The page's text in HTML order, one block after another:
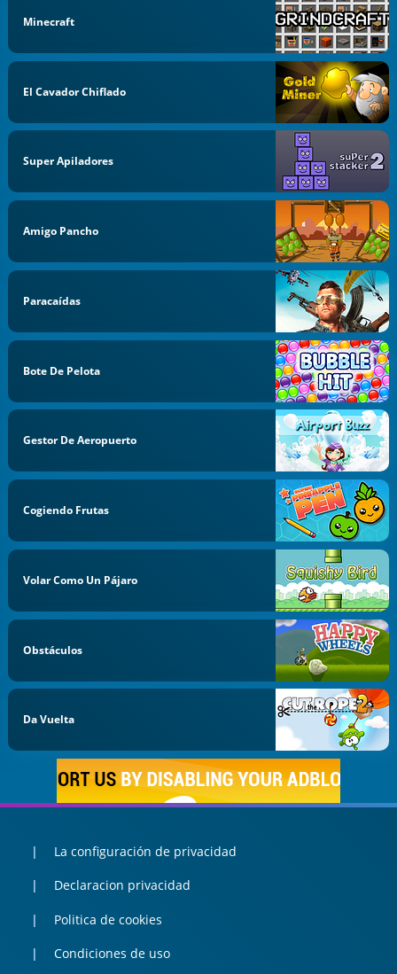
Minecraft
El Cavador Chiflado
Super Apiladores
Amigo Pancho
Paracaídas
Bote De Pelota
Gestor De Aeropuerto
Cogiendo Frutas
Volar Como Un Pájaro
Obstáculos
Da Vuelta
La configuración de privacidad
Declaracion privacidad
Politica de cookies
Condiciones de uso